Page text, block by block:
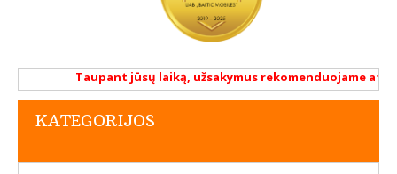
Taupant jūsų laiką, užsakymus rekomenduojame
KATEGORIJOS